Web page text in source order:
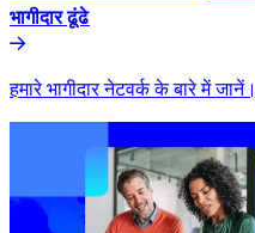
भागीदार ढूंढे​​
हमारे भागीदार नेटवर्क के बारे में जानें।​​